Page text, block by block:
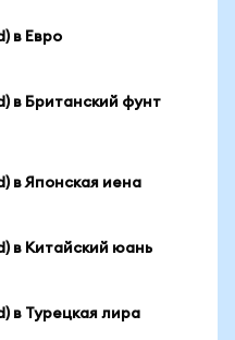
в Евро
в Британский фунт
в Японская иена
в Китайский юань
в Турецкая лира